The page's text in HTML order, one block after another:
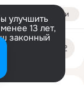
Войти
улучшить
13 лет,
законный